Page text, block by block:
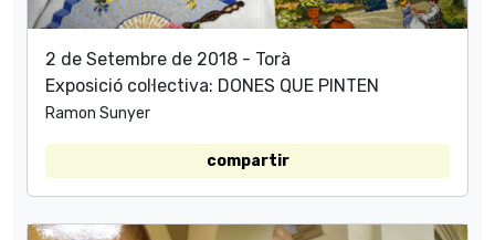
2 de Setembre de 2018 - Torà
Exposició col·lectiva: DONES QUE PINTEN
Ramon Sunyer
compartir